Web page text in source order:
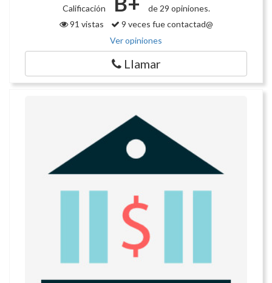
Calificación
de 29 opiniones.
91 vistas
9 veces fue contactad@
Ver opiniones
Llamar